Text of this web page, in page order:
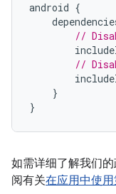
android {
//
//
}
}
如需详细了解我们
阅有关在应用中使